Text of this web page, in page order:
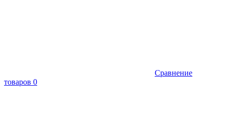
Сравнение
товаров 0